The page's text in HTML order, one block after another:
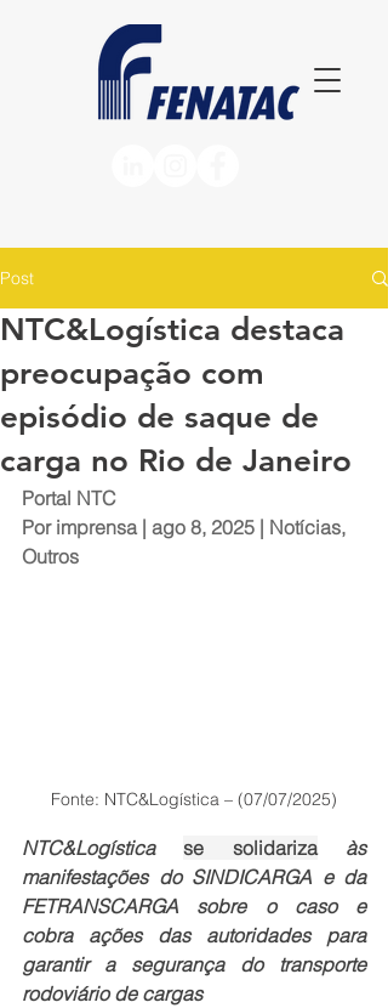
Post
NTC&Logística destaca
preocupação com
episódio de saque de
carga no Rio de Janeiro
Portal NTC
Por imprensa | ago 8, 2025 | Notícias,
Outros
Fonte: NTC&Logística – (07/07/2025)
NTC&Logística se solidariza às
manifestações do SINDICARGA e da
FETRANSCARGA sobre o caso e
cobra ações das autoridades para
garantir a segurança do transporte
rodoviário de cargas